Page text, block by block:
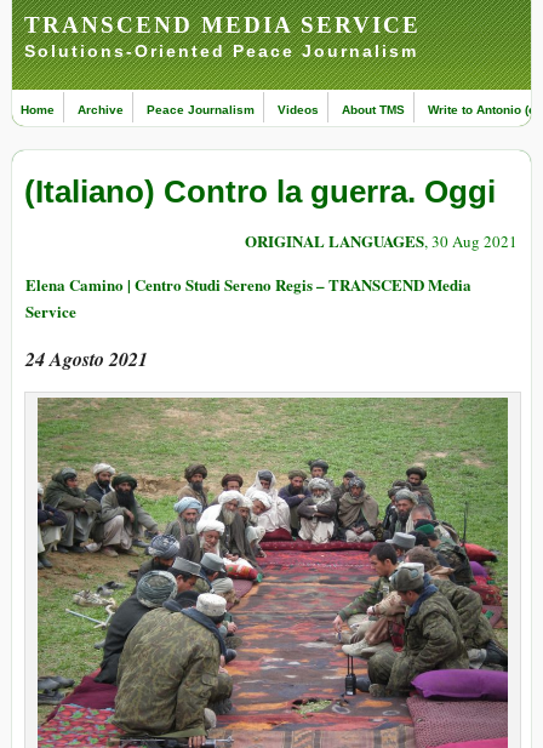
TRANSCEND MEDIA SERVICE
Solutions-Oriented Peace Journalism
Home Archive Peace Journalism Videos About TMS Write to Antonio
(Italiano) Contro la guerra. Oggi
ORIGINAL LANGUAGES, 30 Aug 2021
Elena Camino | Centro Studi Sereno Regis – TRANSCEND Media
Service
24 Agosto 2021